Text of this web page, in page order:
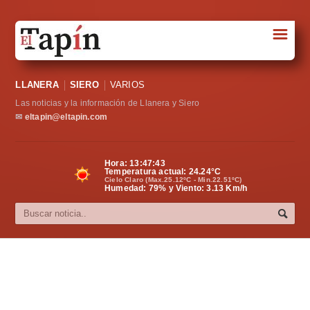
Sociedad
Política
Cultura
☰
LLANERA SIERO VARIOS
Las noticias y la información de Llanera y Siero
✉ eltapin@eltapin.com
Hora:13:47:44
Temperatura actual: 24.24°C
Cielo Claro (Max.25.12ºC - Min.22.51ºC)
Humedad: 79% y Viento: 3.13 Km/h